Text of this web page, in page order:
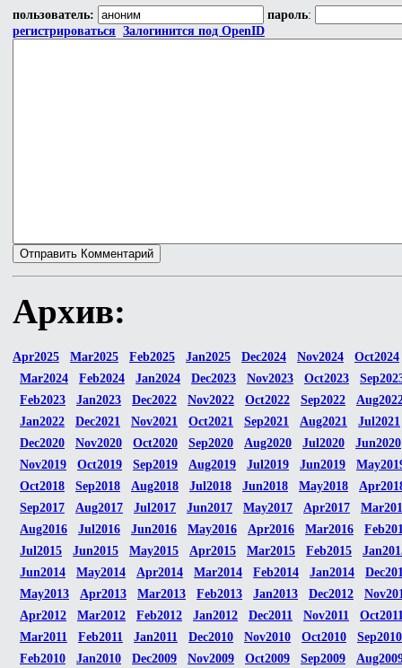
пользователь: пароль:
регистрироваться Залогинится под OpenID
Архив:
Apr2025 Mar2025 Feb2025 Jan2025 Dec2024 Nov2024
Oct2024
Mar2024
Feb2024 Jan2024 Dec2023 Nov2023 Oct2023
Feb2023
Jan2023 Dec2022 Nov2022 Oct2022 Sep2022
Jan2022
Dec2021 Nov2021 Oct2021 Sep2021 Aug2021
Jul2021
Dec2020
Nov2020 Oct2020 Sep2020 Aug2020 Jul2020
Jun2020
Nov2019
Oct2019 Sep2019 Aug2019 Jul2019 Jun2019
Oct2018
Sep2018 Aug2018 Jul2018 Jun2018 May2018
Sep2017
Aug2017 Jul2017 Jun2017 May2017 Apr2017
Aug2016
Jul2016 Jun2016 May2016 Apr2016 Mar2016
Jul2015
Jun2015 May2015 Apr2015 Mar2015 Feb2015
Jun2014
May2014 Apr2014 Mar2014 Feb2014 Jan2014
May2013
Apr2013 Mar2013 Feb2013 Jan2013 Dec2012
Apr2012
Mar2012 Feb2012 Jan2012 Dec2011 Nov2011
Mar2011
Feb2011 Jan2011 Dec2010 Nov2010 Oct2010
Sep2010
Feb2010
Jan2010 Dec2009 Nov2009 Oct2009 Sep2009